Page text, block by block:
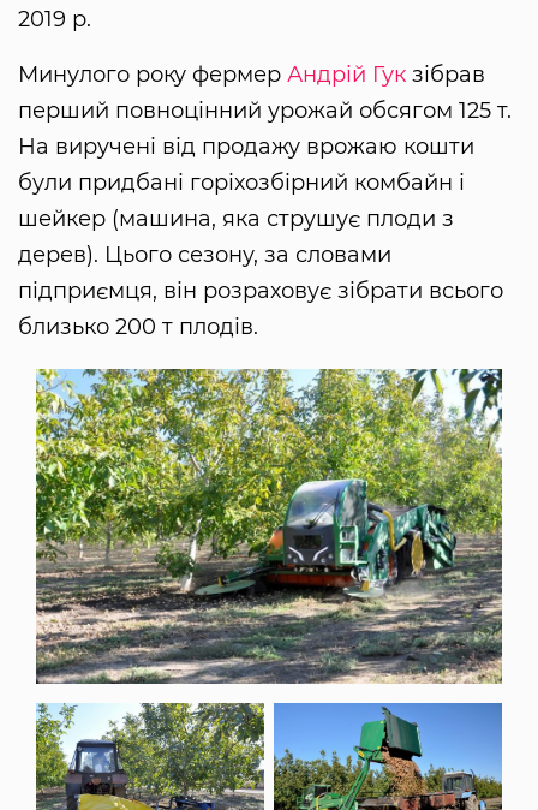
2019 р.
Минулого року фермер Андрій Гук зібрав
перший повноцінний урожай обсягом 125 т.
На виручені від продажу врожаю кошти
були придбані горіхозбірний комбайн і
шейкер (машина, яка струшує плоди з
дерев). Цього сезону, за словами
підприємця, він розраховує зібрати всього
близько 200 т плодів.